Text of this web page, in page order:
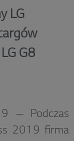
LG
G8
— Podczas
2019 firma